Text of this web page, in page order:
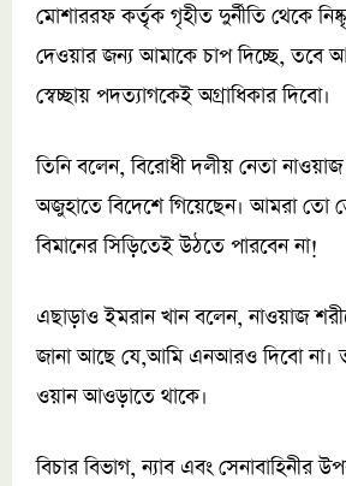
মোশাররফ কর্তৃক গৃহীত দুর্নীতি থেকে
দেওয়ার জন্য আমাকে চাপ দিচ্ছে, তবে
স্বেচ্ছায় পদত্যাগকেই অগ্রাধিকার দিবো।
তিনি বলেন, বিরোধী দলীয় নেতা
অজুহাতে বিদেশে গিয়েছেন। আমরা তো
বিমানের সিড়িতেই উঠতে পারবেন না!
এছাড়াও ইমরান খান বলেন, নাওয়াজ
জানা আছে যে,আমি এনআরও দিবো না।
ওয়ান আওড়াতে থাকে।
বিচার বিভাগ, ন্যাব এবং সেনাবাহিনীর